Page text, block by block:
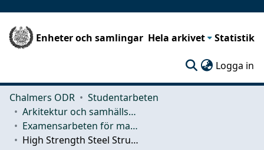
Enheter och samlingar Hela arkivet Statistik
Logga in
Chalmers ODR
Studentarbeten
Arkitektur och samhällsbyggnadsteknik (ACE)
Examensarbeten för masterexamen
High Strength Steel Structures: An Experimental and Numerical analysis of the deformation Capacity